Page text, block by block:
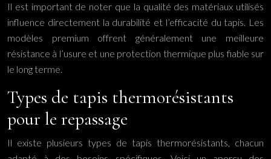
Il est important de noter que la qualité des matériaux utilisés
influence directement la durabilité et l’efficacité du tapis. Les
modèles premium offrent généralement une meilleure
résistance à l’usure et une protection thermique plus fiable sur
le long terme.
Types de tapis thermorésistants
pour le repassage
Il existe plusieurs types de tapis thermorésistants, chacun